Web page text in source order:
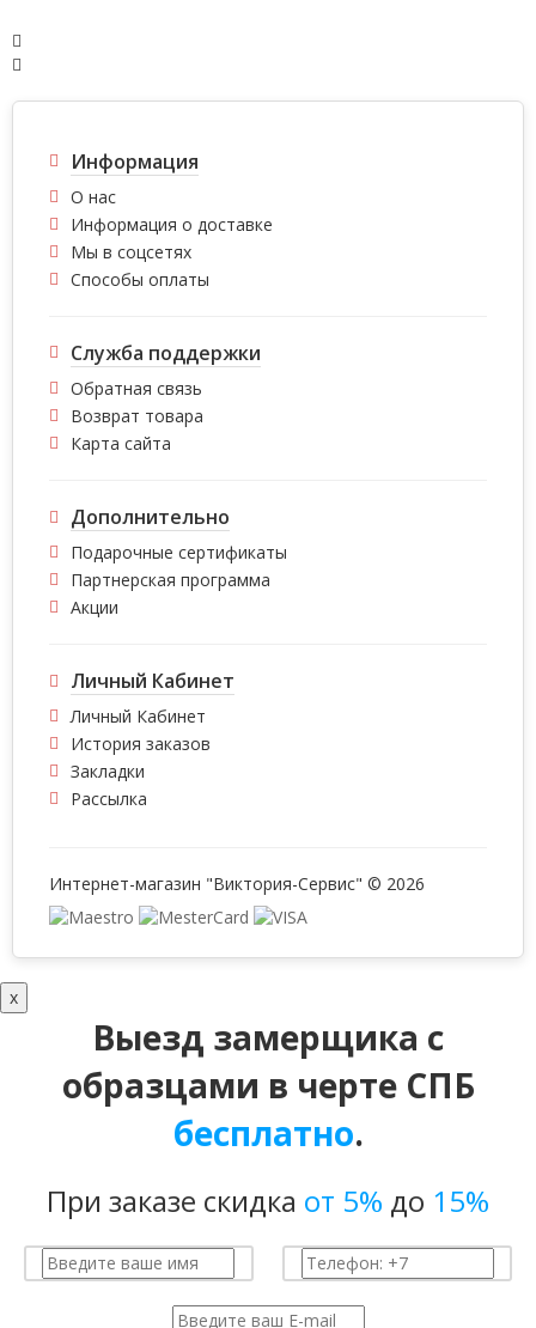
Информация
О нас
Информация о доставке
Мы в соцсетях
Способы оплаты
Служба поддержки
Обратная связь
Возврат товара
Карта сайта
Дополнительно
Подарочные сертификаты
Партнерская программа
Акции
Личный Кабинет
Личный Кабинет
История заказов
Закладки
Рассылка
Интернет-магазин "Виктория-Сервис" © 2026
x
Выезд замерщика с
образцами в черте СПБ
бесплатно.
При заказе скидка от 5% до 15%